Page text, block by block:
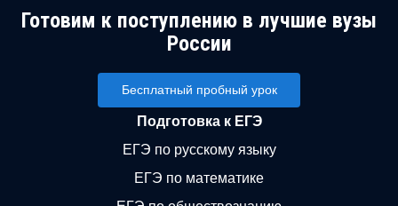
Готовим к поступлению в лучшие вузы
России
Бесплатный пробный урок
Подготовка к ЕГЭ
ЕГЭ по русскому языку
ЕГЭ по математике